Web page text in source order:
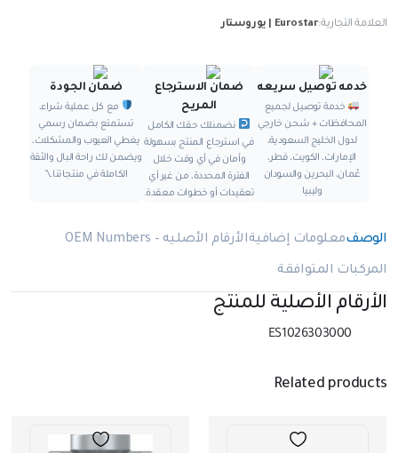
العلامة التجارية:Eurostar | يوروستار
خدمه توصيل سريعه
خدمة توصيل لجميع
المحافظات + شحن خارجي
لدول الخليج السعودية،
الإمارات، الكويت، قطر،
عُمان، البحرين والسودان
وليبيا
ضمان الاسترجاع
المريح
نضمنلك حقك الكامل
في استرجاع المنتج بسهولة
وأمان في أي وقت خلال
الفترة المحددة، من غير أي
تعقيدات أو خطوات معقدة.
ضمان الجودة
مع كل عملية شراء،
تستمتع بضمان رسمي
يغطي العيوب والمشكلات،
ويضمن لك راحة البال والثقة
الكاملة في منتجاتنا.\"
الوصفمعلومات إضافيةالأرقام الأصليه – OEM Numbers
المركبات المتوافقة
الأرقام الأصلية للمنتج
ES1026303000
Related products